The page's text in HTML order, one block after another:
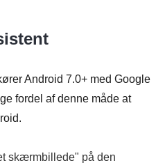
Android 7.0+ med Google
fordel af denne måde at
skærmbillede" på den